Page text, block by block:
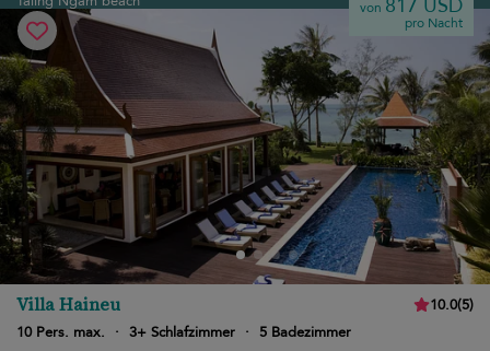
von 817 USD
pro Nacht
Villa Haineu 10.0(5)
10 Pers. max.
· 3+ Schlafzimmer ·
5 Badezimmer